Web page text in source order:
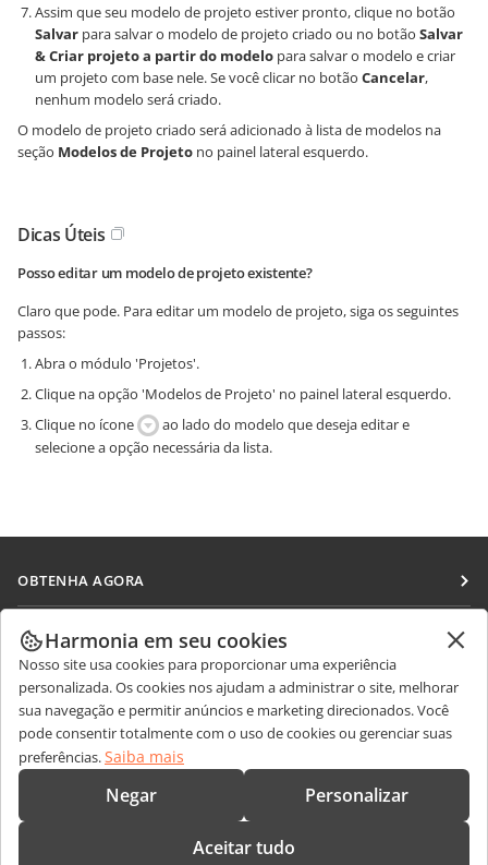
Assim que seu modelo de projeto estiver pronto, clique no botão
Salvar para salvar o modelo de projeto criado ou no botão Salvar
& Criar projeto a partir do modelo para salvar o modelo e criar
um projeto com base nele. Se você clicar no botão Cancelar,
nenhum modelo será criado.
O modelo de projeto criado será adicionado à lista de modelos na
seção Modelos de Projeto no painel lateral esquerdo.
Dicas Úteis
Posso editar um modelo de projeto existente?
Claro que pode. Para editar um modelo de projeto, siga os seguintes
passos:
Abra o módulo 'Projetos'.
Clique na opção 'Modelos de Projeto' no painel lateral esquerdo.
Clique no ícone
ao lado do modelo que deseja editar e
selecione a opção necessária da lista.
OBTENHA AGORA
Docs
DocSpace
Workspace
Conectores
Aplicativos para desktop
Aplicativos móveis
COLABORAR
Para colaboradores
Para tradutores
Para influenciadores
Vagas
RECEBA NOTÍCIAS
Blog
OBTER AJUDA
Fórum
Cursos de treinamento
CONTATE-NOS
Perguntas sobre vendas
sales@onlyoffice.com
Harmonia em seu cookies
Nosso site usa cookies para proporcionar uma experiência
personalizada. Os cookies nos ajudam a administrar o site, melhorar
sua navegação e permitir anúncios e marketing direcionados. Você
pode consentir totalmente com o uso de cookies ou gerenciar suas
preferências.Saiba mais
Negar Personalizar
Aceitar tudo